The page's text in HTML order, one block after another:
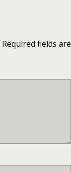
Required fields are